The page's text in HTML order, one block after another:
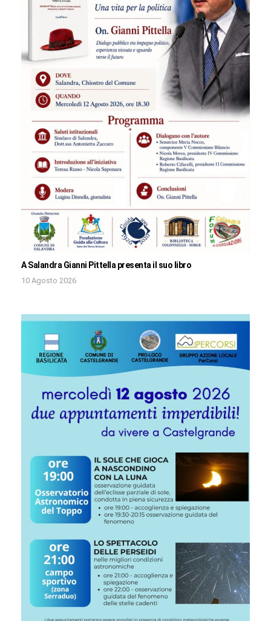
A Salandra Gianni Pittella presenta il suo libro
10 Agosto 2026